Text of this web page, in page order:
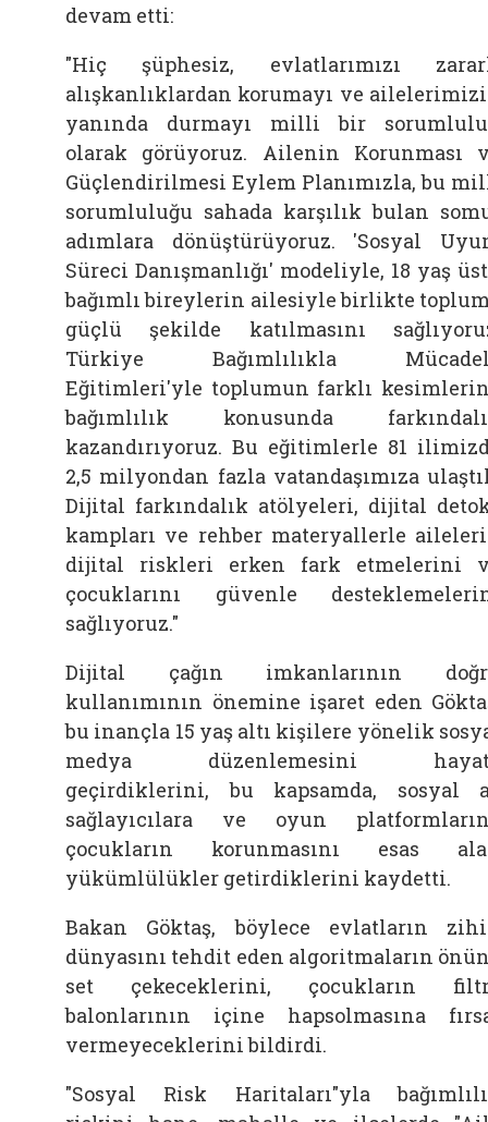
devam etti:
"Hiç şüphesiz, evlatlarımızı
alışkanlıklardan korumayı ve
yanında durmayı milli bir
olarak görüyoruz. Ailenin Korunması
Güçlendirilmesi Eylem Planımızla, bu
sorumluluğu sahada karşılık bulan
adımlara dönüştürüyoruz. 'Sosyal
Süreci Danışmanlığı' modeliyle, 18 yaş
bağımlı bireylerin ailesiyle birlikte
güçlü şekilde katılmasını
Türkiye Bağımlılıkla
Eğitimleri'yle toplumun farklı
bağımlılık konusunda
kazandırıyoruz. Bu eğitimlerle 81
2,5 milyondan fazla vatandaşımıza
Dijital farkındalık atölyeleri, dijital
kampları ve rehber materyallerle
dijital riskleri erken fark etmelerini
çocuklarını güvenle
sağlıyoruz."
Dijital çağın imkanlarının
kullanımının önemine işaret eden
bu inançla 15 yaş altı kişilere yönelik
medya düzenlemesini
geçirdiklerini, bu kapsamda, sosyal
sağlayıcılara ve oyun
çocukların korunmasını esas
yükümlülükler getirdiklerini kaydetti.
Bakan Göktaş, böylece evlatların
dünyasını tehdit eden algoritmaların
set çekeceklerini, çocukların
balonlarının içine hapsolmasına
vermeyeceklerini bildirdi.
"Sosyal Risk Haritaları"yla